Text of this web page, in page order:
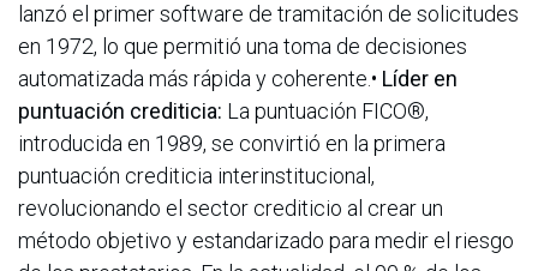
lanzó el primer software de tramitación de solicitudes
en 1972, lo que permitió una toma de decisiones
automatizada más rápida y coherente.• Líder en
puntuación crediticia: La puntuación FICO®,
introducida en 1989, se convirtió en la primera
puntuación crediticia interinstitucional,
revolucionando el sector crediticio al crear un
método objetivo y estandarizado para medir el riesgo